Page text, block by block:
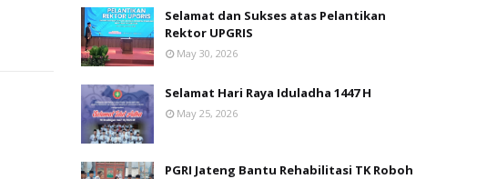
Selamat dan Sukses atas Pelantikan
Rektor UPGRIS
May 30, 2026
Selamat Hari Raya Iduladha 1447 H
May 25, 2026
PGRI Jateng Bantu Rehabilitasi TK Roboh